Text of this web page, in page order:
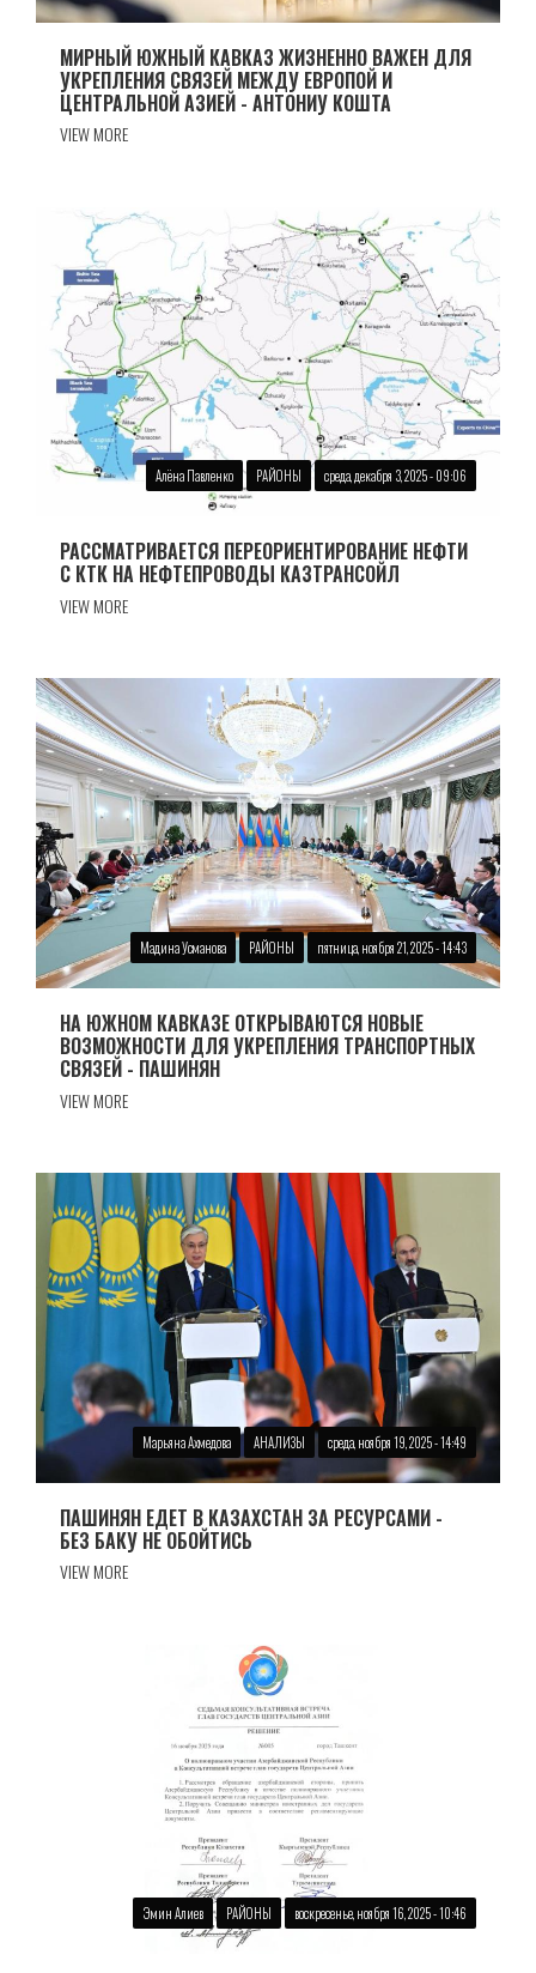
МИРНЫЙ ЮЖНЫЙ КАВКАЗ ЖИЗНЕННО ВАЖЕН ДЛЯ
УКРЕПЛЕНИЯ СВЯЗЕЙ МЕЖДУ ЕВРОПОЙ И
ЦЕНТРАЛЬНОЙ АЗИЕЙ - АНТОНИУ КОШТА
VIEW MORE
Алёна Павленко РАЙОНЫ среда, декабря 3, 2025 - 09:06
РАССМАТРИВАЕТСЯ ПЕРЕОРИЕНТИРОВАНИЕ НЕФТИ
С КТК НА НЕФТЕПРОВОДЫ КАЗТРАНСОЙЛ
VIEW MORE
Мадина Усманова РАЙОНЫ пятница, ноября 21, 2025 - 14:43
НА ЮЖНОМ КАВКАЗЕ ОТКРЫВАЮТСЯ НОВЫЕ
ВОЗМОЖНОСТИ ДЛЯ УКРЕПЛЕНИЯ ТРАНСПОРТНЫХ
СВЯЗЕЙ - ПАШИНЯН
VIEW MORE
Марьяна Ахмедова АНАЛИЗЫ среда, ноября 19, 2025 - 14:49
ПАШИНЯН ЕДЕТ В КАЗАХСТАН ЗА РЕСУРСАМИ -
БЕЗ БАКУ НЕ ОБОЙТИСЬ
VIEW MORE
Эмин Алиев РАЙОНЫ воскресенье, ноября 16, 2025 - 10:46